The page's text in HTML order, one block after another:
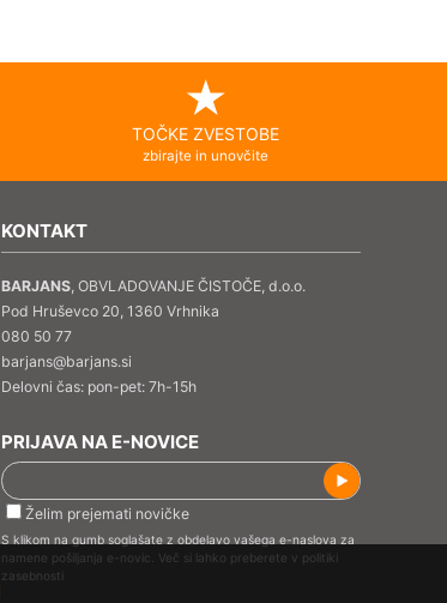
TOČKE ZVESTOBE
zbirajte in unovčite
KONTAKT
BARJANS , OBVLADOVANJE ČISTOČE, d.o.o.
Pod Hruševco 20, 1360 Vrhnika
080 50 77
barjans@barjans.si
Delovni čas: pon-pet: 7h-15h
PRIJAVA NA E-NOVICE
Želim prejemati novičke
S klikom na gumb soglašate z obdelavo vašega e-naslova za
namene pošiljanja e-novic. Več si lahko preberete v politiki
zasebnosti